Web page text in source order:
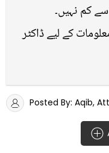
کم نہیں۔
کے لیے ڈاکٹر
Posted By: Aqib,